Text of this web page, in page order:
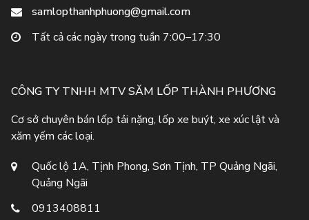
samlopthanhphuong@gmail.com
Tất cả các ngày trong tuần 7:00–17:30
CÔNG TY TNHH MTV SĂM LỐP THÀNH PHƯƠNG
Cơ sở chuyên bán lốp tải nặng, lốp xe buýt, xe xúc lật và
xăm yếm các loại.
Quốc lộ 1A, Tịnh Phong, Sơn Tịnh, TP Quảng Ngãi,
Quảng Ngãi
0913408811